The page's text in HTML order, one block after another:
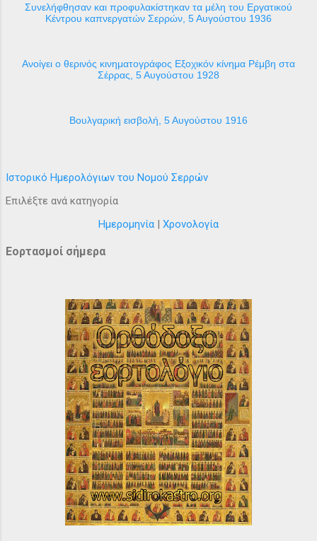
Συνελήφθησαν και προφυλακίστηκαν τα μέλη του Εργατικού
Κέντρου καπνεργατών Σερρών, 5 Αυγούστου 1936
Ανοίγει ο θερινός κινηματογράφος Εξοχικόν κίνημα Ρέμβη στα
Σέρρας, 5 Αυγούστου 1928
Βουλγαρική εισβολή, 5 Αυγούστου 1916
Ιστορικό Ημερολόγιων του Νομού Σερρών
Επιλέξτε ανά κατηγορία
Ημερομηνία | Χρονολογία
Εορτασμοί σήμερα